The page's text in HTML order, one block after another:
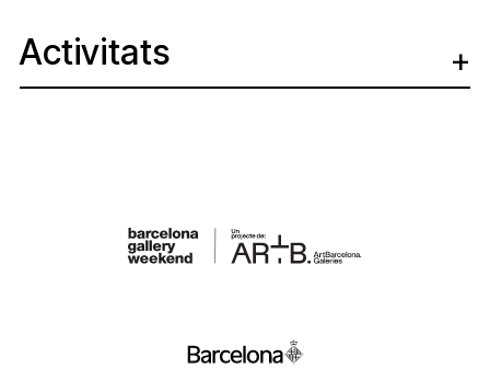
Activitats